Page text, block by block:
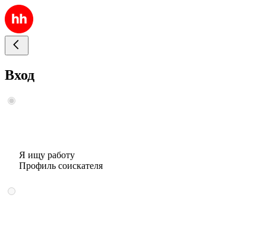
Вход
Я ищу работу
Профиль соискателя